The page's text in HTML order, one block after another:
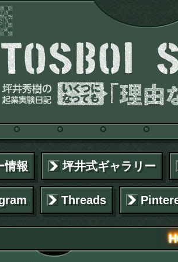
情報 坪井式ギャラリー
Threads